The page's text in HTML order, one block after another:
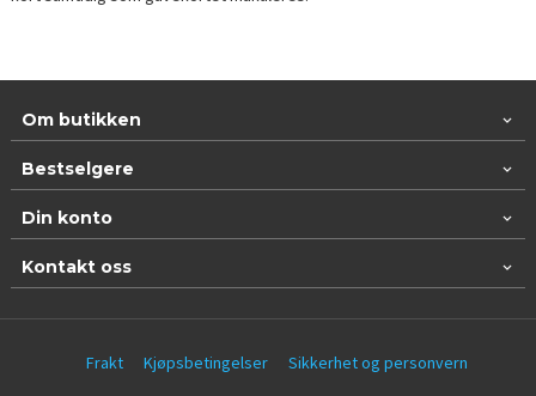
Om butikken
Bestselgere
Din konto
Kontakt oss
Frakt Kjøpsbetingelser Sikkerhet og personvern